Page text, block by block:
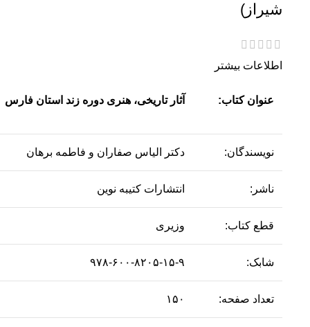
شیراز)
اطلاعات بیشتر
عنوان کتاب: آثار تاریخی، هنری دوره زند استان
نویسندگان: دکتر الیاس صفاران و فاطمه برهان
ناشر: انتشارات کتیبه نوین
قطع کتاب: وزیری
شابک: ۹۷۸-۶۰۰-۸۲۰۵-۱۵-۹
تعداد صفحه: ۱۵۰